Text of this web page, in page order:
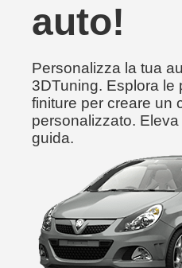
auto!
Personalizza la tua
3DTuning. Esplora le
finiture per creare un
personalizzato.
guida.